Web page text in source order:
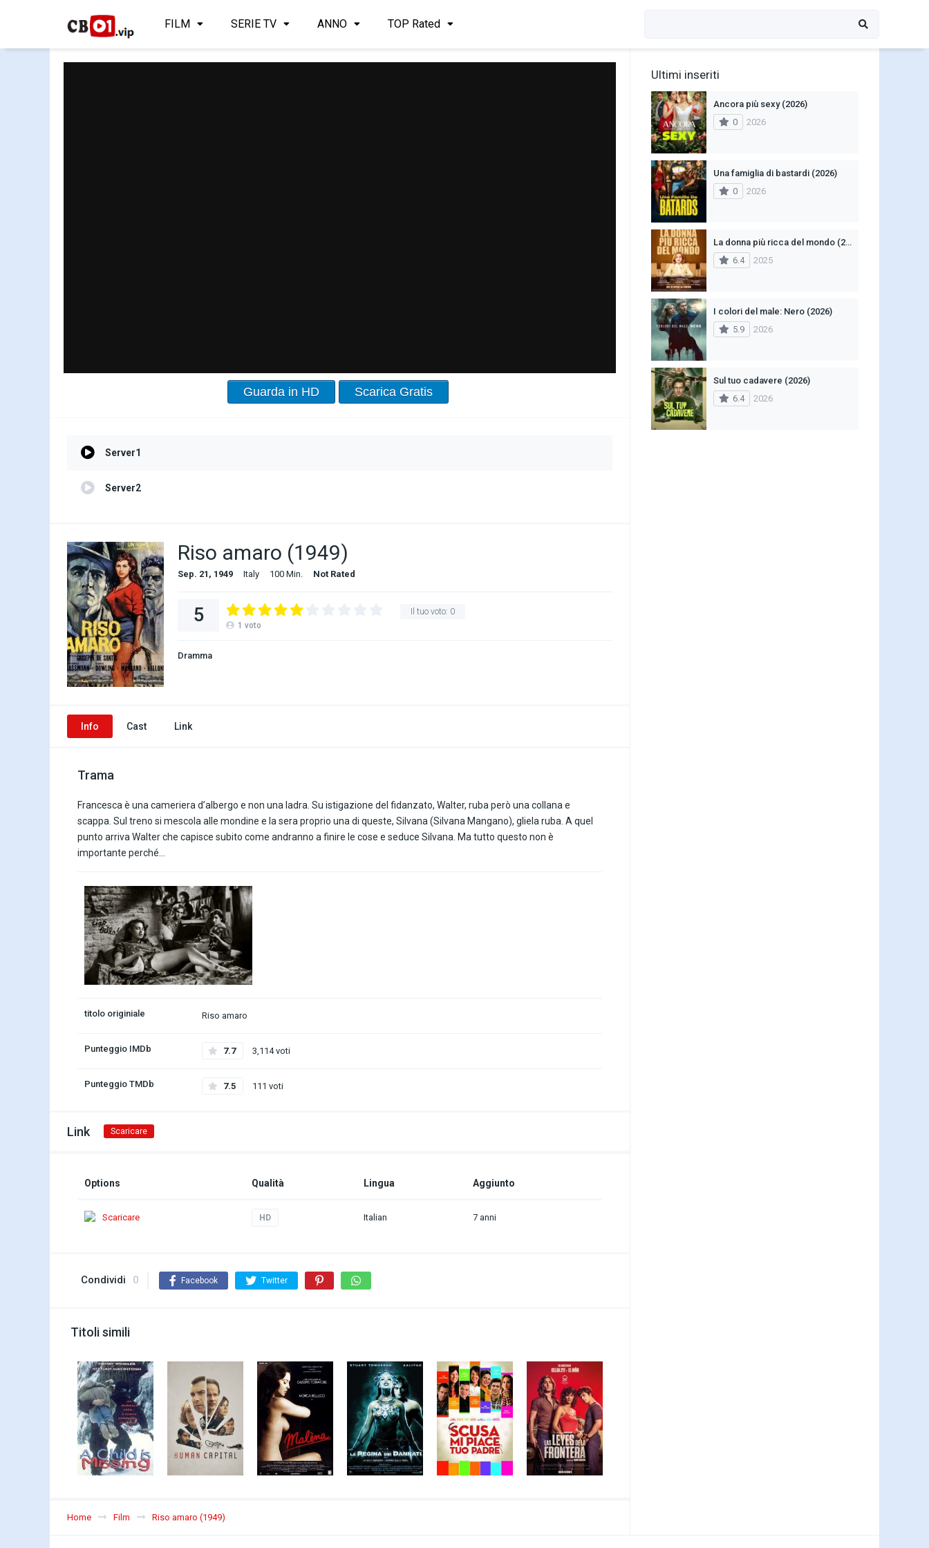
FILM SERIE TV ANNO TOP Rated
Guarda in HD Scarica Gratis
Server1
Server2
Riso amaro (1949)
Sep. 21, 1949 Italy 100 Min. Not Rated
Il tuo voto: 0
5 1 voto
Dramma
Info Cast Link
Trama
Francesca è una cameriera d’albergo e non una ladra. Su istigazione del fidanzato, Walter, ruba però una collana e
scappa. Sul treno si mescola alle mondine e la sera proprio una di queste, Silvana (Silvana Mangano), gliela ruba. A quel
punto arriva Walter che capisce subito come andranno a finire le cose e seduce Silvana. Ma tutto questo non è
importante perché…
titolo originiale Riso amaro
Punteggio IMDb 7.7 3,114 voti
Punteggio TMDb 7.5 111 voti
Link Scaricare
Options Qualità Lingua Aggiunto
Scaricare HD Italian 7 anni
Condividi 0 Facebook Twitter
Titoli simili
Home Film Riso amaro (1949)
Ultimi inseriti
Ancora più sexy (2026)
0
2026
Una famiglia di bastardi (2026)
0
2026
La donna più ricca del mondo (2025)
6.4
2025
I colori del male: Nero (2026)
5.9
2026
Sul tuo cadavere (2026)
6.4
2026